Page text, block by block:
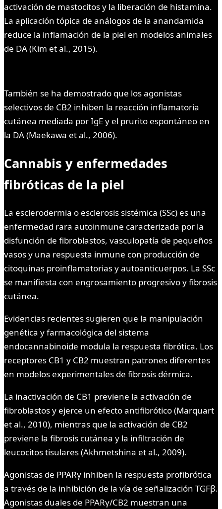
activación de mastocitos y la liberación de histamina.
La aplicación tópica de análogos de la anandamida
reduce la inflamación de la piel en modelos animales
de DA (Kim et al., 2015).
También se ha demostrado que los agonistas
selectivos de CB2 inhiben la reacción inflamatoria
cutánea mediada por IgE y el prurito espontáneo en
la DA (Maekawa et al., 2006).
Cannabis y enfermedades
fibróticas de la piel
La esclerodermia o esclerosis sistémica (SSc) es una
enfermedad rara autoinmune caracterizada por la
disfunción de fibroblastos, vasculopatía de pequeños
vasos y una respuesta inmune con producción de
citoquinas proinflamatorias y autoanticuerpos. La SSc
se manifiesta con engrosamiento progresivo y fibrosis
cutánea.
Evidencias recientes sugieren que la manipulación
genética y farmacológica del sistema
endocannabinoide modula la respuesta fibrótica. Los
receptores CB1 y CB2 muestran patrones diferentes
en modelos experimentales de fibrosis dérmica.
La inactivación de CB1 previene la activación de
fibroblastos y ejerce un efecto antifibrótico (Marquart
et al., 2010), mientras que la activación de CB2
previene la fibrosis cutánea y la infiltración de
leucocitos tisulares (Akhmetshina et al., 2009).
Agonistas de PPARγ inhiben la respuesta profibrótica
a través de la inhibición de la vía de señalización TGFβ.
Agonistas duales de PPARγ/CB2 muestran una